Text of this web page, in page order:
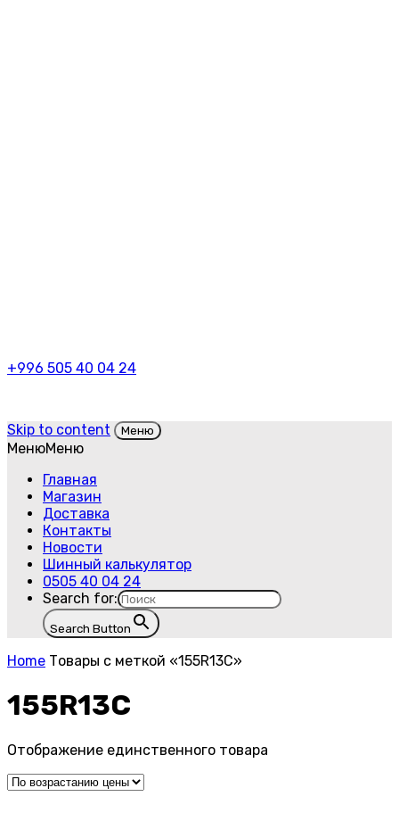
+996 505 40 04 24
Skip to content Меню
МенюМеню
Главная
Магазин
Доставка
Контакты
Новости
Шинный калькулятор
0505 40 04 24
Search for:
Search Button
Home Товары с меткой «155R13C»
155R13C
Отображение единственного товара